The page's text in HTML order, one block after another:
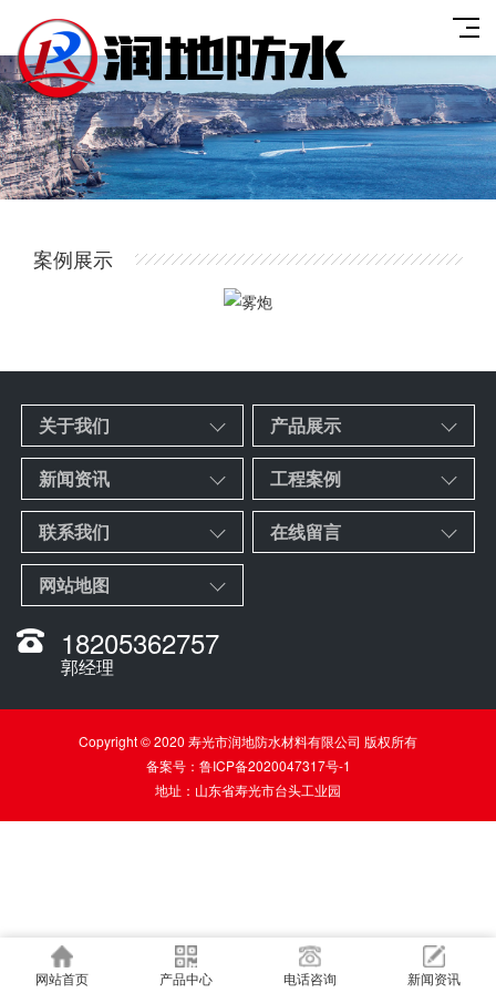
案例展示
关于我们 产品展示
新闻资讯 工程案例
联系我们 在线留言
网站地图
18205362757
郭经理
Copyright © 2020 寿光市润地防水材料有限公司 版权所有
备案号： 鲁ICP备2020047317号-1
地址：山东省寿光市台头工业园
网站首页 产品中心 电话咨询 新闻资讯